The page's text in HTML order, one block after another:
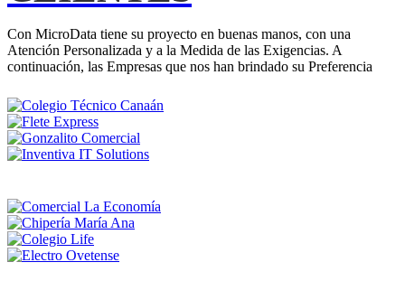
Con MicroData tiene su proyecto en buenas manos, con una
Atención Personalizada y a la Medida de las Exigencias. A
continuación, las Empresas que nos han brindado su Preferencia